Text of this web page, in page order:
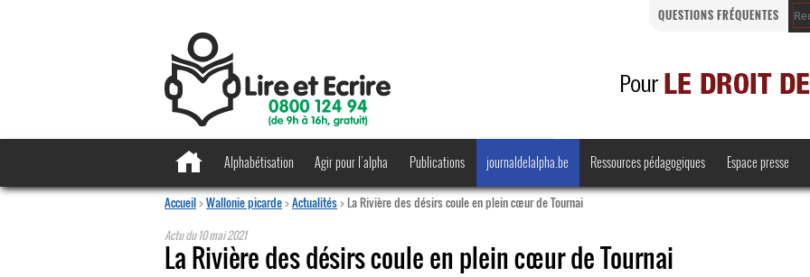
QUESTIONS FRÉQUENTES
Alphabétisation Agir pour l’alpha Publications journaldelalpha.be Ressources pédagogiques Espace presse
Accueil>Wallonie picarde>Actualités>La Rivière des désirs coule en plein cœur de Tournai
Actu du10 mai 2021
La Rivière des désirs coule en plein cœur de Tournai